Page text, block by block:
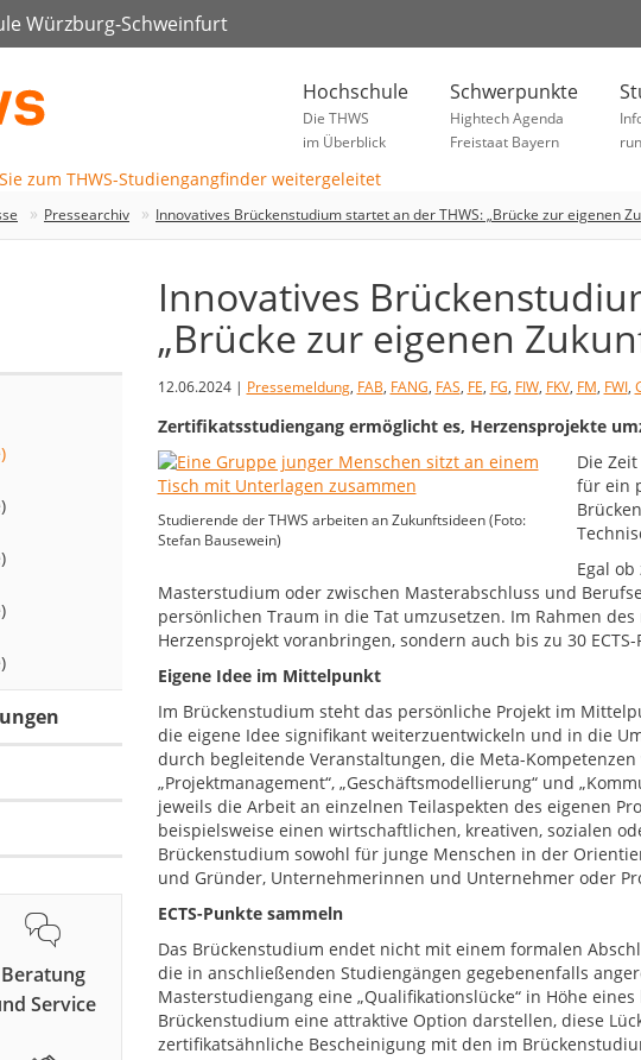
Würzburg-Schweinfurt
Hochschule
Die THWS
im Überblick
Schwerpunkte
Hightech Agenda
Freistaat Bayern
Pressearchiv Innovatives Brückenstudium startet an der THWS: „Brücke zur eigenen
Innovatives
„Brücke zur eigenen
12.06.2024 | Pressemeldung, FAB, FANG, FAS, FE, FG, FIW, FKV, FM, FWI,
Zertifikatsstudiengang ermöglicht es, Herzensprojekte
Studierende der THWS arbeiten an Zukunftsideen (Foto:
Stefan Bausewein)
Die
für ein
Egal
Masterstudium oder zwischen Masterabschluss und
persönlichen Traum in die Tat umzusetzen. Im Rahmen
Herzensprojekt voranbringen, sondern auch bis zu 30
Eigene Idee im Mittelpunkt
Im Brückenstudium steht das persönliche Projekt im
die eigene Idee signifikant weiterzuentwickeln und in die
durch begleitende Veranstaltungen, die Meta-
„Projektmanagement“, „Geschäftsmodellierung“ und
jeweils die Arbeit an einzelnen Teilaspekten des eigenen
beispielsweise einen wirtschaftlichen, kreativen, sozialen
Brückenstudium sowohl für junge Menschen in der
und Gründer, Unternehmerinnen und Unternehmer oder
ECTS-Punkte sammeln
Das Brückenstudium endet nicht mit einem formalen
die in anschließenden Studiengängen gegebenenfalls
Masterstudiengang eine „Qualifikationslücke“ in Höhe
Brückenstudium eine attraktive Option darstellen, diese
zertifikatsähnliche Bescheinigung mit den im
Beratung
Service